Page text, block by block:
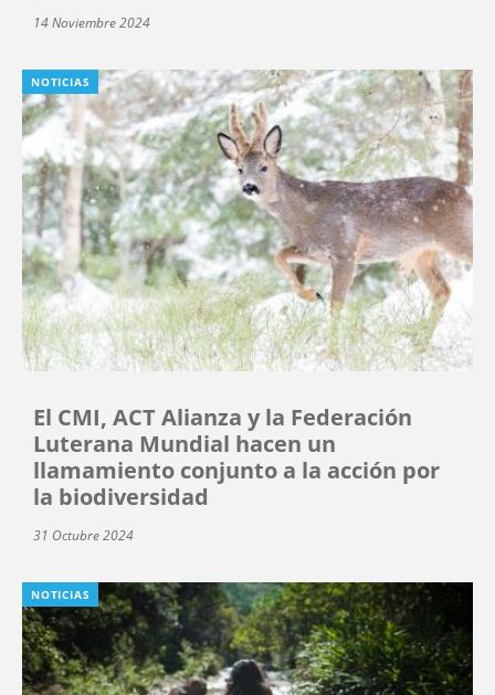
14 Noviembre 2024
NOTICIAS
El CMI, ACT Alianza y la Federación
Luterana Mundial hacen un
llamamiento conjunto a la acción por
la biodiversidad
31 Octubre 2024
NOTICIAS